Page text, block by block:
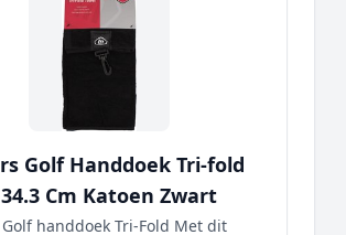
Golf Handdoek Tri-fold
34.3 Cm Katoen Zwart
handdoek Tri-Fold Met dit